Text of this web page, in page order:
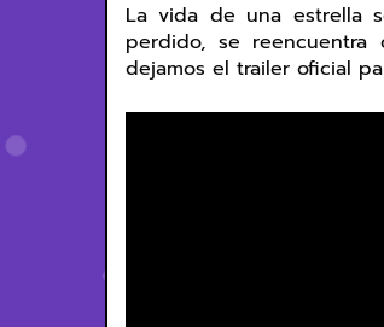
La vida de una estrella
perdido, se
dejamos el trailer oficial